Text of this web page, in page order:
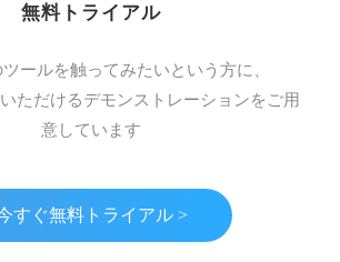
無料トライアル
ールを触ってみたいという方に、
ただけるデモンストレーションをご用
意しています
すぐ無料トライアル >